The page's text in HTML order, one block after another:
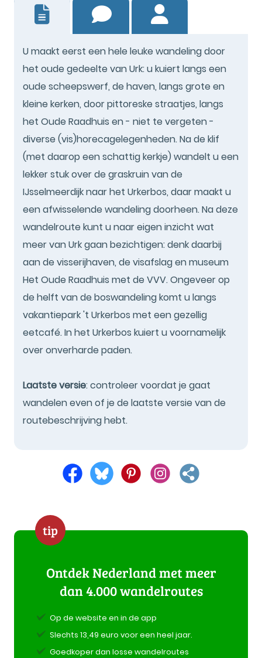
U maakt eerst een hele leuke wandeling door
het oude gedeelte van Urk: u kuiert langs een
oude scheepswerf, de haven, langs grote en
kleine kerken, door pittoreske straatjes, langs
het Oude Raadhuis en - niet te vergeten -
diverse (vis)horecagelegenheden. Na de klif
(met daarop een schattig kerkje) wandelt u een
lekker stuk over de graskruin van de
IJsselmeerdijk naar het Urkerbos, daar maakt u
een afwisselende wandeling doorheen. Na deze
wandelroute kunt u naar eigen inzicht wat
meer van Urk gaan bezichtigen: denk daarbij
aan de visserijhaven, de visafslag en museum
Het Oude Raadhuis met de VVV. Ongeveer op
de helft van de boswandeling komt u langs
vakantiepark 't Urkerbos met een gezellig
eetcafé. In het Urkerbos kuiert u voornamelijk
over onverharde paden.
Laatste versie: controleer voordat je gaat
wandelen even of je de laatste versie van de
routebeschrijving hebt.
tip
Ontdek Nederland met meer
dan 4.000 wandelroutes
Op de website en in de app
Slechts 13,49 euro voor een heel jaar.
Goedkoper dan losse wandelroutes